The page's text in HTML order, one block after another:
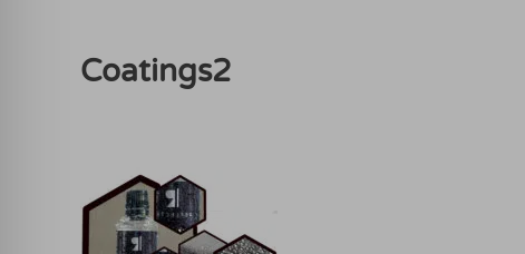
Coatings2